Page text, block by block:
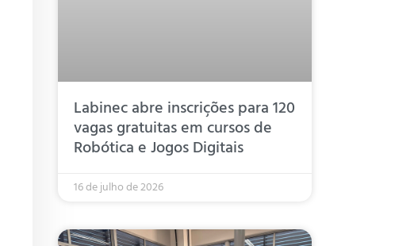
Labinec abre inscrições para 120
vagas gratuitas em cursos de
Robótica e Jogos Digitais
16 de julho de 2026